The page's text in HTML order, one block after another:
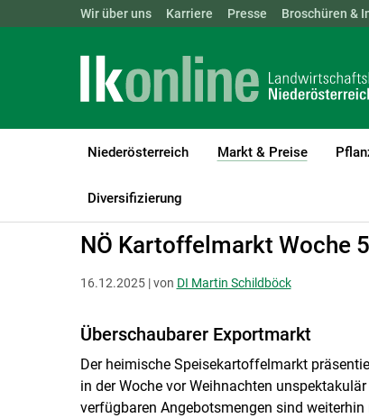
Landwirtschaftskammern: ÖSTERREICH BGLD
Wir über uns Karriere Presse Broschüren &
Niederösterreich Markt & Preise
(current)1
Diversifizierung
LK Niederösterreich
NÖ Kartoffelmarkt Woche
16.12.2025 | von DI Martin Schildböck
Überschaubarer Exportmarkt
Der heimische Speisekartoffelmarkt
in der Woche vor Weihnachten unspektakulär
verfügbaren Angebotsmengen sind weiterhin